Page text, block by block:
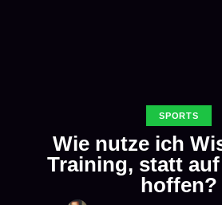
SPORTS
Wie nutze ich
Training, statt
hoffen?